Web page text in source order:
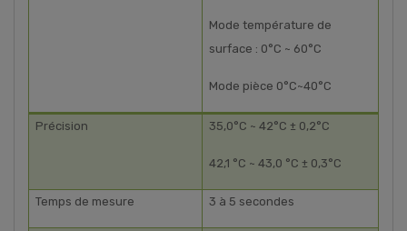
Mode température de
surface : 0°C ~ 60°C
Mode pièce 0°C~40°C
Précision 35,0°C ~ 42°C ± 0,2°C
42,1 °C ~ 43,0 °C ± 0,3°C
Temps de mesure 3 à 5 secondes